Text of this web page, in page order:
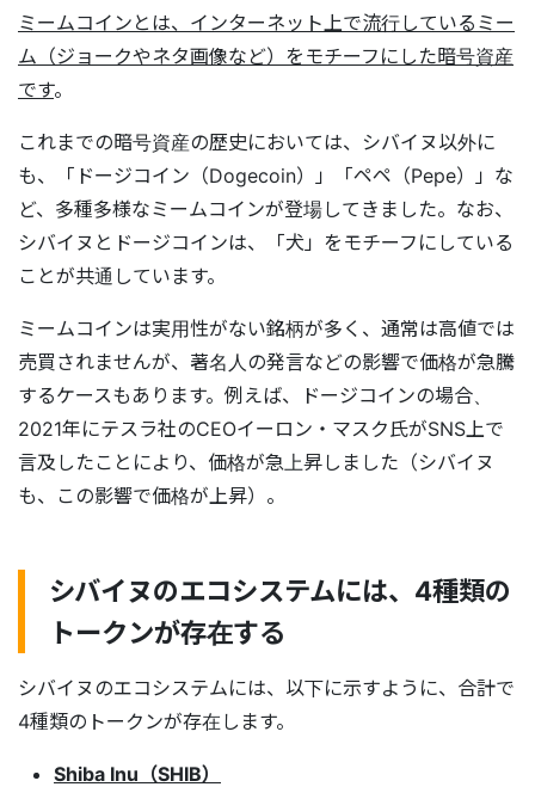
ミームコインとは、インターネット上で流行しているミー
ム（ジョークやネタ画像など）をモチーフにした暗号資産
です。
これまでの暗号資産の歴史においては、シバイヌ以外に
も、「ドージコイン（Dogecoin）」「ペペ（Pepe）」な
ど、多種多様なミームコインが登場してきました。なお、
シバイヌとドージコインは、「犬」をモチーフにしている
ことが共通しています。
ミームコインは実用性がない銘柄が多く、通常は高値では
売買されませんが、著名人の発言などの影響で価格が急騰
するケースもあります。例えば、ドージコインの場合、
2021年にテスラ社のCEOイーロン・マスク氏がSNS上で
言及したことにより、価格が急上昇しました（シバイヌ
も、この影響で価格が上昇）。
シバイヌのエコシステムには、4種類の
トークンが存在する
シバイヌのエコシステムには、以下に示すように、合計で
4種類のトークンが存在します。
Shiba Inu（SHIB）